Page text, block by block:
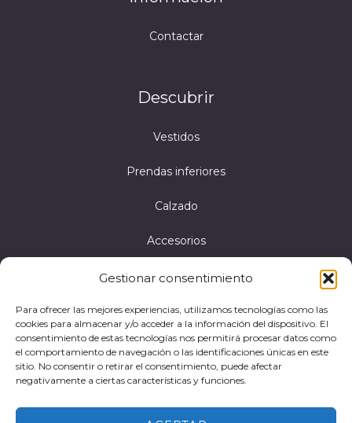
Gestionar consentimiento
Para ofrecer las mejores experiencias, utilizamos tecnologías como las
cookies para almacenar y/o acceder a la información del dispositivo. El
consentimiento de estas tecnologías nos permitirá procesar datos como
el comportamiento de navegación o las identificaciones únicas en este
sitio. No consentir o retirar el consentimiento, puede afectar
negativamente a ciertas características y funciones.
Contactar
Descubrir
Vestidos
Prendas inferiores
Calzado
Accesorios
Política de privacidad
Política de cookies